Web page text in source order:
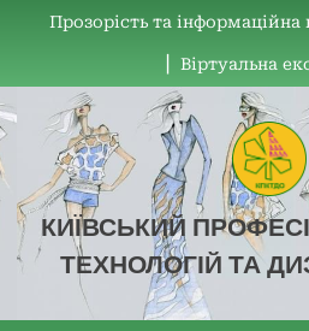
Прозорість та
▏Віртуальна
КИЇВСЬКИЙ
ТЕХНОЛОГІЙ ТА
КПКТДО